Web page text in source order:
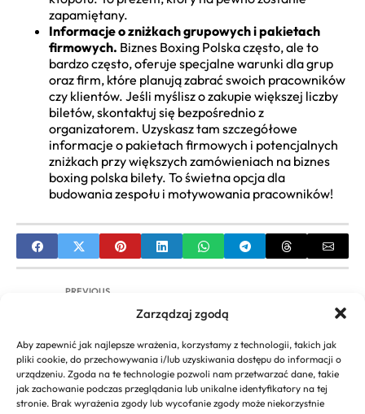
Zarządzaj zgodą
Aby zapewnić jak najlepsze wrażenia, korzystamy z technologii, takich jak
pliki cookie, do przechowywania i/lub uzyskiwania dostępu do informacji o
urządzeniu. Zgoda na te technologie pozwoli nam przetwarzać dane, takie
jak zachowanie podczas przeglądania lub unikalne identyfikatory na tej
stronie. Brak wyrażenia zgody lub wycofanie zgody może niekorzystnie
zapamiętany.
Informacje o zniżkach grupowych i pakietach
firmowych. Biznes Boxing Polska często, ale to
bardzo często, oferuje specjalne warunki dla grup
oraz firm, które planują zabrać swoich pracowników
czy klientów. Jeśli myślisz o zakupie większej liczby
biletów, skontaktuj się bezpośrednio z
organizatorem. Uzyskasz tam szczegółowe
informacje o pakietach firmowych i potencjalnych
zniżkach przy większych zamówieniach na biznes
boxing polska bilety. To świetna opcja dla
budowania zespołu i motywowania pracowników!
PREVIOUS
GoOnline BNP Paribas Biznes: Logowanie, Funkcje
NEXT
2115 Rodzinny Biznes tracklista: Pełna Lista
Utworów, Goście, Producenci